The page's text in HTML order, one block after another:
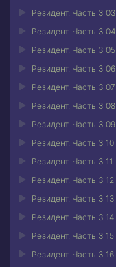
Резидент. Часть 3 03
Резидент. Часть 3 04
Резидент. Часть 3 05
Резидент. Часть 3 06
Резидент. Часть 3 07
Резидент. Часть 3 08
Резидент. Часть 3 09
Резидент. Часть 3 10
Резидент. Часть 3 11
Резидент. Часть 3 12
Резидент. Часть 3 13
Резидент. Часть 3 14
Резидент. Часть 3 15
Резидент. Часть 3 16